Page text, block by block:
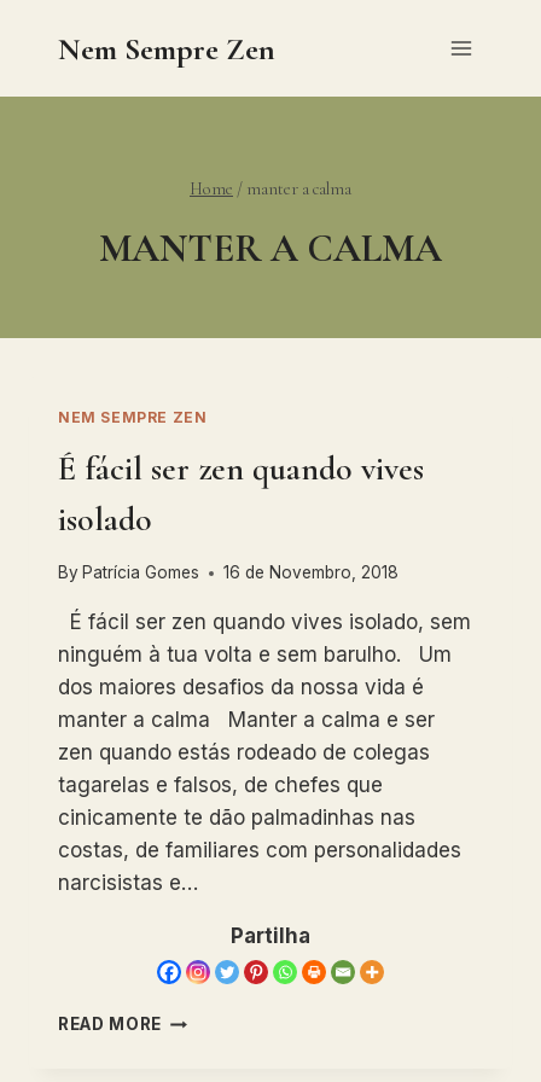
Nem Sempre Zen
Home / manter a calma
MANTER A CALMA
NEM SEMPRE ZEN
É fácil ser zen quando vives
isolado
By Patrícia Gomes 16 de Novembro, 2018
É fácil ser zen quando vives isolado, sem
ninguém à tua volta e sem barulho. Um
dos maiores desafios da nossa vida é
manter a calma Manter a calma e ser
zen quando estás rodeado de colegas
tagarelas e falsos, de chefes que
cinicamente te dão palmadinhas nas
costas, de familiares com personalidades
narcisistas e…
Partilha
READ MORE É